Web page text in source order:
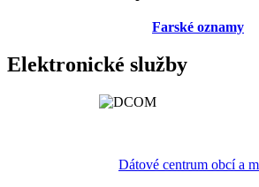
Farské oznamy
Elektronické služby
Dátové centrum obcí a